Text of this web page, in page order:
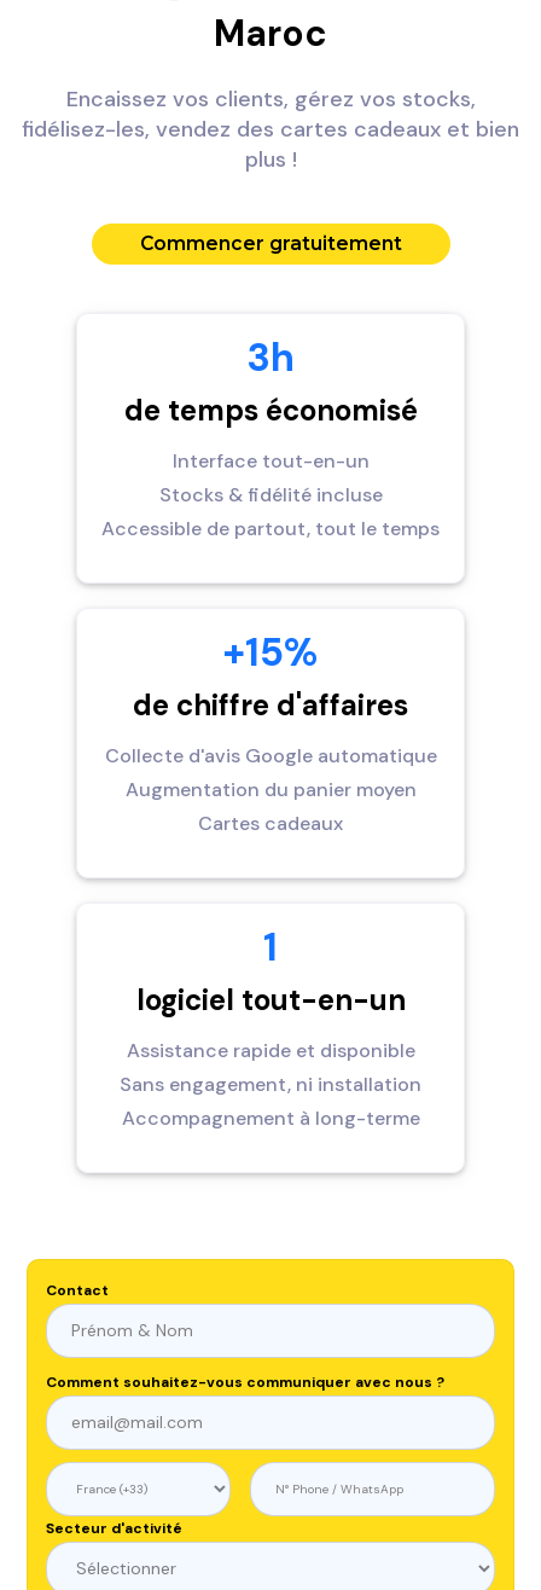
Maroc
Encaissez vos clients, gérez vos stocks,
fidélisez-les, vendez des cartes cadeaux et bien
plus !
Commencer gratuitement
3h
de temps économisé
Interface tout-en-un
Stocks & fidélité incluse
Accessible de partout, tout le temps
+15%
de chiffre d'affaires
Collecte d'avis Google automatique
Augmentation du panier moyen
Cartes cadeaux
1
logiciel tout-en-un
Assistance rapide et disponible
Sans engagement, ni installation
Accompagnement à long-terme
Contact
Comment souhaitez-vous communiquer avec nous ?
Secteur d'activité